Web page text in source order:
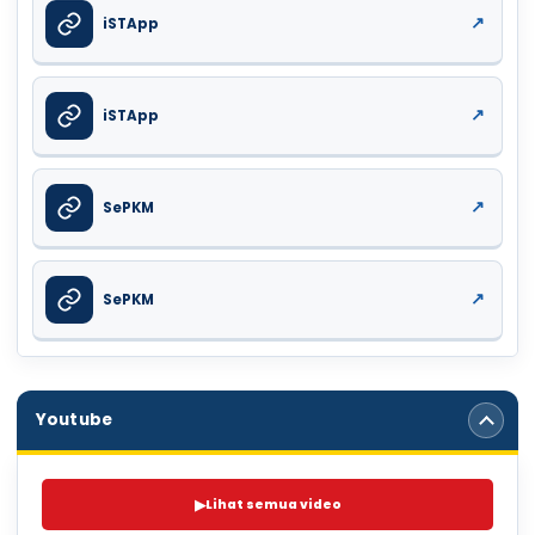
2026
31
Ogos
2026
HARI KEBANGSAAN
03
2026
PERHIMPUNAN RASMI
03
2026
KELAS INTENSIF SEMESTER 1 & SEMESTER 3
04 KELAS INTENSIF SEMESTER 1 & SEMESTER 3
05
Ogos
RABU · 2.20 PTG - 5.00 PTG
06
iSTApp ↗
iSTApp ↗
SePKM ↗
SePKM ↗
Youtube
▶Lihat semua video